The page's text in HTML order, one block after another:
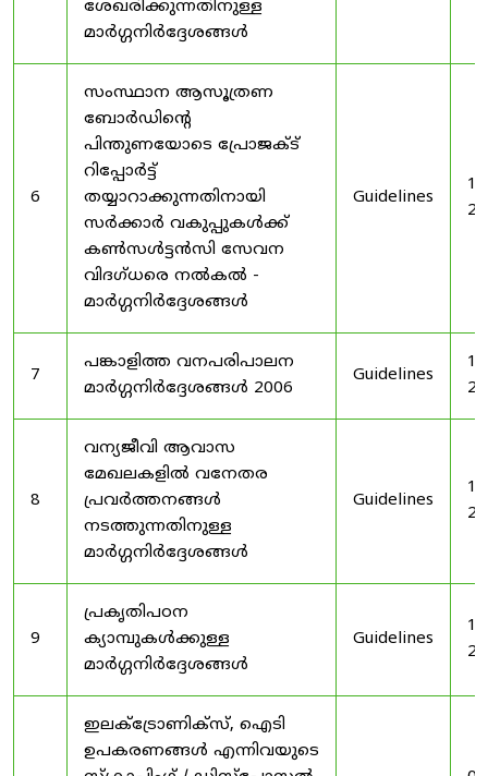
ശേഖരിക്കുന്നതിനുള്ള
മാർഗ്ഗനിർദ്ദേശങ്ങൾ
6
സംസ്ഥാന ആസൂത്രണ
ബോർഡിൻ്റെ
പിന്തുണയോടെ പ്രോജക്ട്
റിപ്പോർട്ട്
തയ്യാറാക്കുന്നതിനായി
സർക്കാർ വകുപ്പുകൾക്ക്
കൺസൾട്ടൻസി സേവന
വിദഗ്ധരെ നൽകൽ -
മാർഗ്ഗനിർദ്ദേശങ്ങൾ
Guidelines
7
പങ്കാളിത്ത വനപരിപാലന
മാർഗ്ഗനിർദ്ദേശങ്ങൾ 2006
Guidelines
8
വന്യജീവി ആവാസ
മേഖലകളിൽ വനേതര
പ്രവർത്തനങ്ങൾ
നടത്തുന്നതിനുള്ള
മാർഗ്ഗനിർദ്ദേശങ്ങൾ
Guidelines
9
പ്രകൃതിപഠന
ക്യാമ്പുകൾക്കുള്ള
മാർഗ്ഗനിർദ്ദേശങ്ങൾ
Guidelines
ഇലക്‌ട്രോണിക്‌സ്, ഐടി
ഉപകരണങ്ങൾ എന്നിവയുടെ